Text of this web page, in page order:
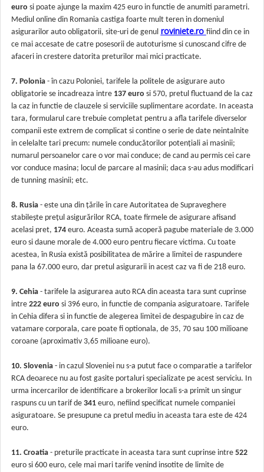
euro si poate ajunge la maxim 425 euro in functie de anumiti parametri.
Mediul online din Romania castiga foarte mult teren in domeniul
asigurarilor auto obligatorii, site-uri de genul roviniete.ro fiind din ce in
ce mai accesate de catre posesorii de autoturisme si cunoscand cifre de
afaceri in crestere datorita preturilor mai mici practicate.
7. Polonia- în cazu Poloniei, tarifele la politele de asigurare auto
obligatorie se incadreaza intre 137 euro si 570, pretul fluctuand de la caz
la caz in functie de clauzele si serviciile suplimentare acordate. In aceasta
tara, formularul care trebuie completat pentru a afla tarifele diverselor
companii este extrem de complicat si contine o serie de date neintalnite
in celelalte tariprecum: numele conducătorilor potențiali aimasinii;
numarul persoanelor care o vor mai conduce; de cand au permis cei care
vor conduce masina; locul de parcare al masinii; daca s-au adus modificari
de tunning masinii; etc.
8. Rusia- este una din țărileîn care Autoritatea de Supraveghere
stabilește prețul asigurărilor RCA, toate firmele de asigurare afisand
acelasi pret, 174euro. Aceasta sumă acoperă pagube materiale de 3.000
euro si daune morale de 4.000 euro pentru fiecare victima. Cu toate
acestea, în Rusia există posibilitatea de mărire a limitei de raspundere
pana la 67.000 euro, dar pretul asigurarii in acest caz va fi de 218 euro.
9. Cehia- tarifele la asigurarea auto RCA din aceasta tara sunt cuprinse
intre 222 euro si 396 euro, in functie de compania asiguratoare. Tarifele
in Cehia difera si in functie de alegerea limitei de despagubire in caz de
vatamare corporala, care poate fi optionala, de 35, 70 sau 100 milioane
coroane (aproximativ 3,65 milioane euro).
10. Slovenia- in cazul Sloveniei nu s-a putut face o comparatie a tarifelor
RCA deoarece nu au fost gasite portaluri specializate pe acest serviciu. In
urma incercarilor de identificare a brokerilor locali s-a primit un singur
raspuns cu un tarif de 341euro, nefiind specificat numele companiei
asiguratoare. Se presupune ca pretul mediu in aceasta tara este de 424
euro.
11. Croatia- preturile practicate in aceasta tara sunt cuprinse intre 522
euro si 600 euro, cele mai mari tarife venind insotite de limite de